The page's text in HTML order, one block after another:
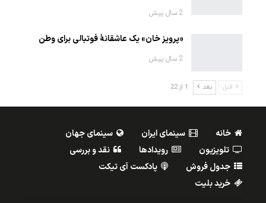
2 سال پیش
«پرویز خان» یک عاشقانهٔ فوتبالی برای وطن
2 سال پیش
قبل بعد 1 از 22
خانه سینمای ایران
سینمای جهان
تلویزیون
رویدادها
نقد و بررسی
جدول فروش
پادکست آی تیکت
خرید بلیت